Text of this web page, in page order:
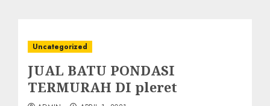
Uncategorized
JUAL BATU PONDASI
TERMURAH DI pleret